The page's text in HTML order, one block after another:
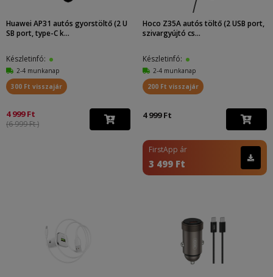
Huawei AP31 autós gyorstöltő (2 U
SB port, type-C k...
Készletinfó:
2-4 munkanap
300 Ft visszajár
4 999 Ft
(6 999 Ft )
Hoco Z35A autós töltő (2 USB port,
szivargyújtó cs...
Készletinfó:
2-4 munkanap
200 Ft visszajár
4 999 Ft
FirstApp ár
3 499 Ft